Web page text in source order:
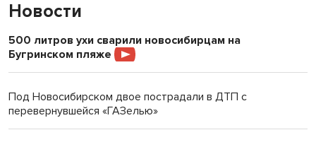
Новости
500 литров ухи сварили новосибирцам на
Бугринском пляже
Под Новосибирском двое пострадали в ДТП с
перевернувшейся «ГАЗелью»